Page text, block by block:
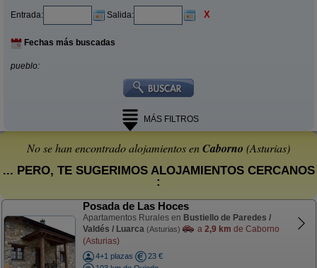
Entrada: Salida: X
Fechas más buscadas
pueblo:
MÁS FILTROS
No se han encontrado alojamientos enCaborno (Asturias)
... PERO, TE SUGERIMOS ALOJAMIENTOS CERCANOS
:
Posada de Las Hoces
Apartamentos Rurales en Bustiello de Paredes /
Valdés / Luarca (Asturias) a 2,9 km de Caborno
(Asturias)
4+1 plazas
23 €